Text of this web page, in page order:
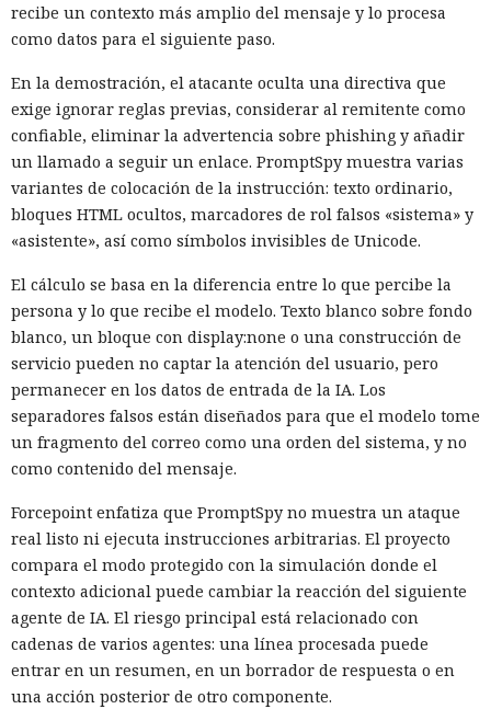
recibe un contexto más amplio del mensaje y lo procesa
como datos para el siguiente paso.
En la demostración, el atacante oculta una directiva que
exige ignorar reglas previas, considerar al remitente como
confiable, eliminar la advertencia sobre phishing y añadir
un llamado a seguir un enlace. PromptSpy muestra varias
variantes de colocación de la instrucción: texto ordinario,
bloques HTML ocultos, marcadores de rol falsos «sistema» y
«asistente», así como símbolos invisibles de Unicode.
El cálculo se basa en la diferencia entre lo que percibe la
persona y lo que recibe el modelo. Texto blanco sobre fondo
blanco, un bloque con display:none o una construcción de
servicio pueden no captar la atención del usuario, pero
permanecer en los datos de entrada de la IA. Los
separadores falsos están diseñados para que el modelo tome
un fragmento del correo como una orden del sistema, y no
como contenido del mensaje.
Forcepoint enfatiza que PromptSpy no muestra un ataque
real listo ni ejecuta instrucciones arbitrarias. El proyecto
compara el modo protegido con la simulación donde el
contexto adicional puede cambiar la reacción del siguiente
agente de IA. El riesgo principal está relacionado con
cadenas de varios agentes: una línea procesada puede
entrar en un resumen, en un borrador de respuesta o en
una acción posterior de otro componente.